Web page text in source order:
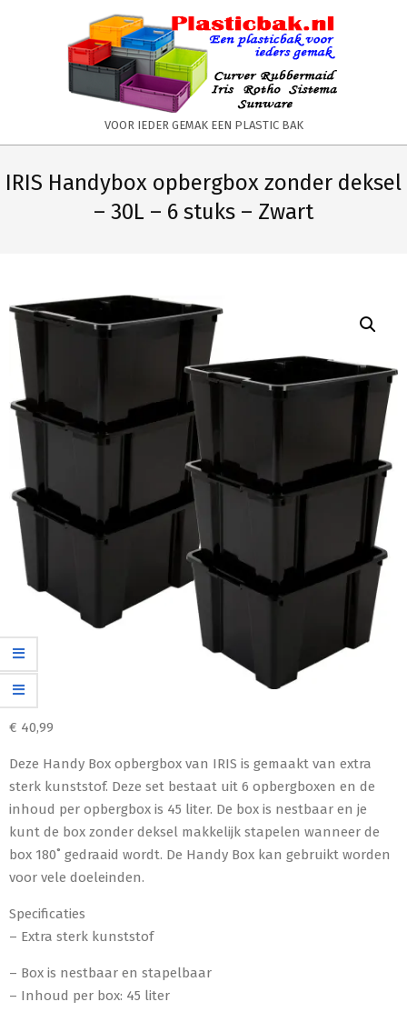
PLASTICBAK.NL
VOOR IEDER GEMAK EEN PLASTIC BAK
Navigation
Navigation
IRIS Handybox opbergbox zonder deksel
– 30L – 6 stuks – Zwart
€ 40,99
Deze Handy Box opbergbox van IRIS is gemaakt van extra
sterk kunststof. Deze set bestaat uit 6 opbergboxen en de
inhoud per opbergbox is 45 liter. De box is nestbaar en je
kunt de box zonder deksel makkelijk stapelen wanneer de
box 180˚ gedraaid wordt. De Handy Box kan gebruikt worden
voor vele doeleinden.
Specificaties
– Extra sterk kunststof
– Box is nestbaar en stapelbaar
– Inhoud per box: 45 liter